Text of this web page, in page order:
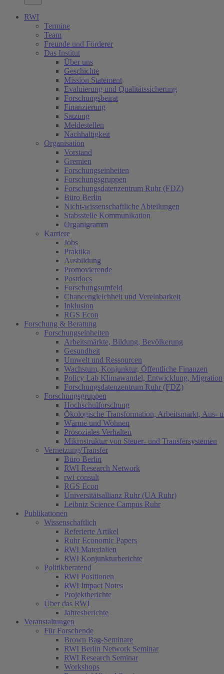
RWI
Termine
Team
Freunde und Förderer
Das Institut
Über uns
Geschichte
Mission Statement
Evaluierung und Qualitätssicherung
Forschungsbeirat
Finanzierung
Satzung
Meldestellen
Nachhaltigkeit
Organisation
Vorstand
Gremien
Forschungseinheiten
Forschungsgruppen
Forschungsdatenzentrum Ruhr (FDZ)
Büro Berlin
Nicht-wissenschaftliche Abteilungen
Stabsstelle Kommunikation
Organigramm
Karriere
Jobs
Praktika
Ausbildung
Promovierende
Postdocs
Forschungsumfeld
Chancengleichheit und Vereinbarkeit
Inklusion
RGS Econ
Forschung & Beratung
Forschungseinheiten
Arbeitsmärkte, Bildung, Bevölkerung
Gesundheit
Umwelt und Ressourcen
Wachstum, Konjunktur, Öffentliche Finanzen
Policy Lab Klimawandel, Entwicklung, Migration
Forschungsdatenzentrum Ruhr (FDZ)
Forschungsgruppen
Hochschulforschung
Ökologische Transformation, Arbeitsmarkt, Aus-
Wärme und Wohnen
Prosoziales Verhalten
Mikrostruktur von Steuer- und Transfersystemen
Vernetzung/Transfer
Büro Berlin
RWI Research Network
rwi consult
RGS Econ
Universitätsallianz Ruhr (UA Ruhr)
Leibniz Science Campus Ruhr
Publikationen
Wissenschaftlich
Referierte Artikel
Ruhr Economic Papers
RWI Materialien
RWI Konjunkturberichte
Politikberatend
RWI Positionen
RWI Impact Notes
Projektberichte
Über das RWI
Jahresberichte
Veranstaltungen
Für Forschende
Brown Bag-Seminare
RWI Berlin Network Seminar
RWI Research Seminar
Workshops